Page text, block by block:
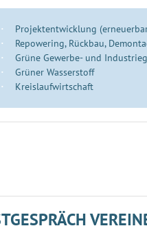
Projektentwicklung
Repowering, Rückbau,
Grüne Gewerbe- und
Grüner Wasserstoff
Kreislaufwirtschaft